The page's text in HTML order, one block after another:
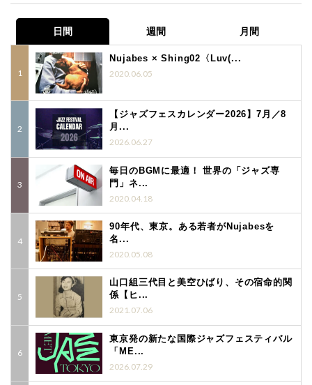
日間 週間 月間
Nujabes × Shing02〈Luv(...
2020.06.05
【ジャズフェスカレンダー2026】7月／8
月...
2026.06.27
毎日のBGMに最適！ 世界の「ジャズ専
門」ネ...
2020.04.18
90年代、東京。ある若者がNujabesを
名...
2020.05.08
山口組三代目と美空ひばり、その宿命的関
係【ヒ...
2021.07.06
東京発の新たな国際ジャズフェスティバル
「ME...
2026.07.29